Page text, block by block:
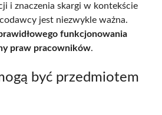
i znaczenia skargi w kontekście
jest niezwykle ważna.
funkcjonowania
praw pracowników.
być przedmiotem